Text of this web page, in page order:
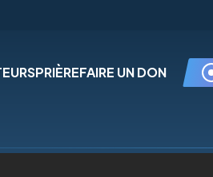
PRIÈREFAIRE UN DON